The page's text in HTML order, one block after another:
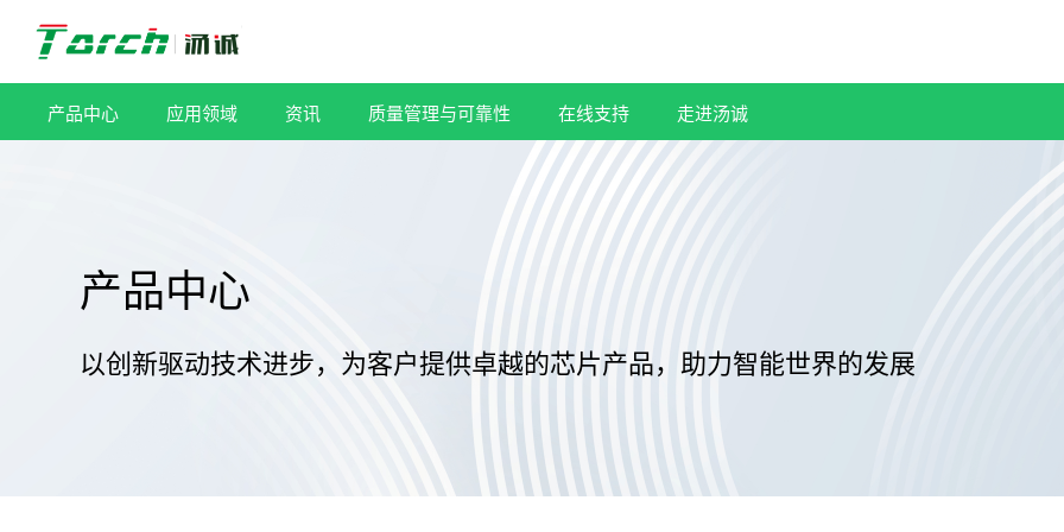
跳
过
内
产品中心 应用领域 资讯 质量管理与可靠性 在线支持 走进汤诚
产品中心
以创新驱动技术进步，为客户提供卓越的芯片产品，助力智能世界的发展